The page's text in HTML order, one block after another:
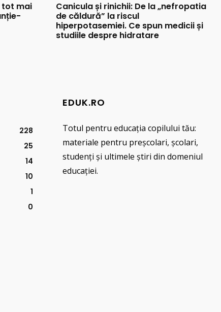
tot mai
Canicula și rinichii: De la „nefropatia
de căldură” la riscul
hiperpotasemiei. Ce spun medicii și
studiile despre hidratare
228
25
14
10
1
0
EDUK.RO
Totul pentru educația copilului tău:
materiale pentru preșcolari, școlari,
studenți și ultimele știri din domeniul
educației.